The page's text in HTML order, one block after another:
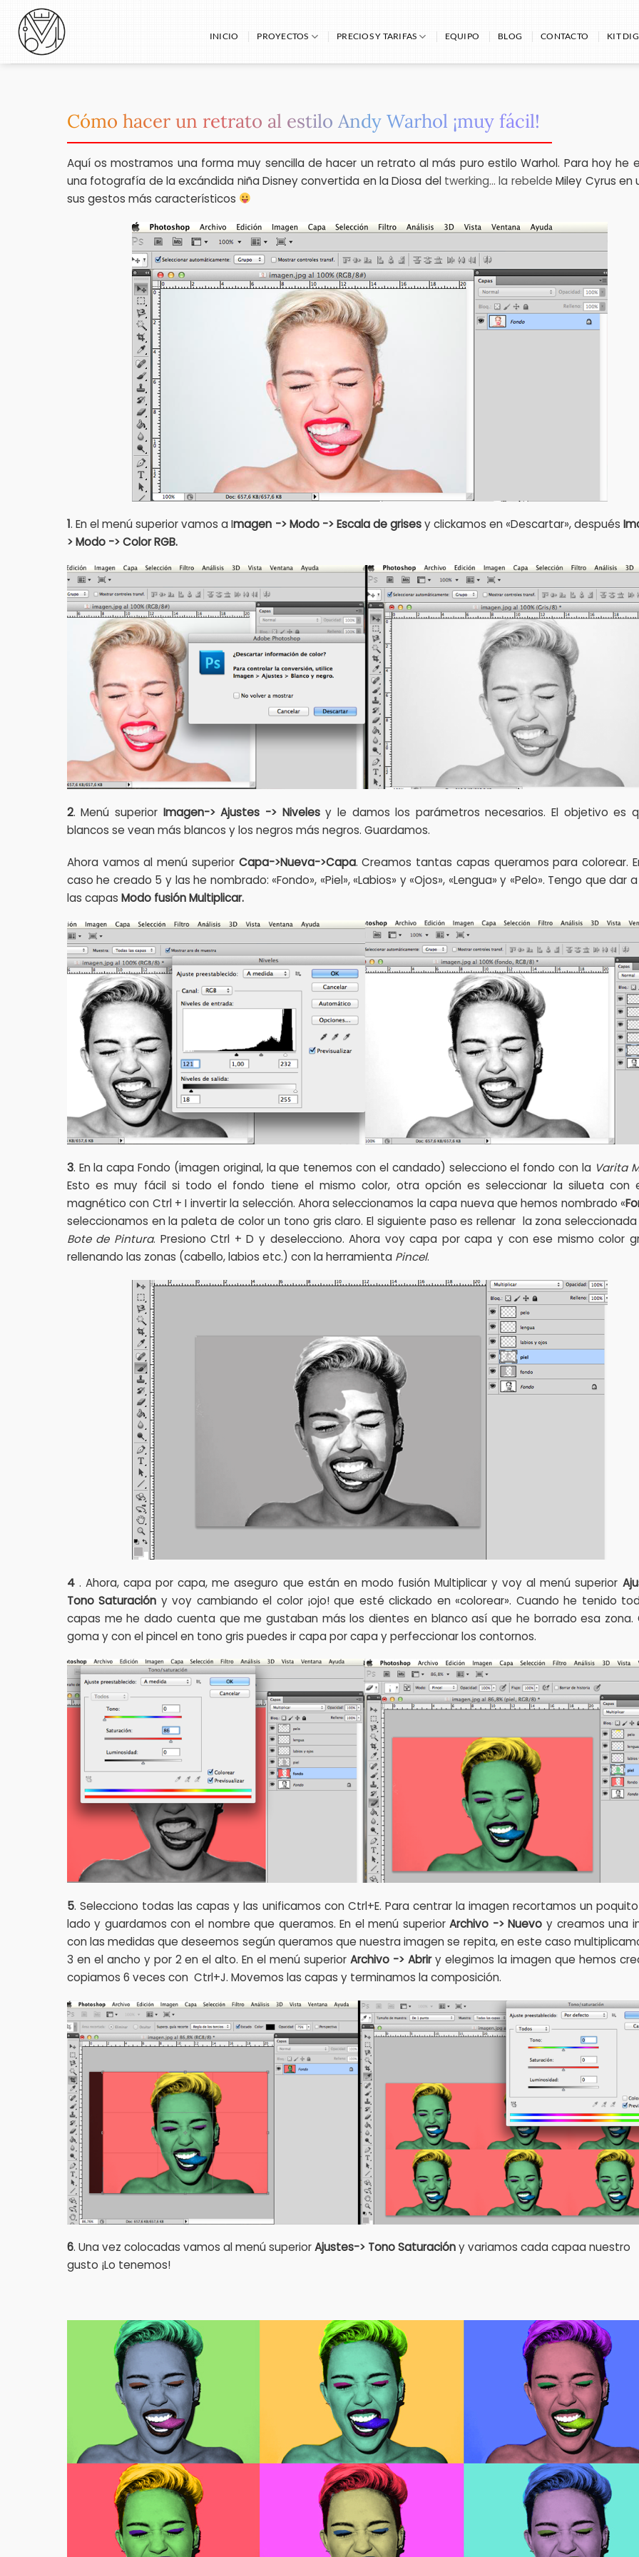
Saltar
contenido
INICIO PROYECTOS PRECIOS Y TARIFAS EQUIPO BLOG CONTACTO KIT
Cómo hacer un retrato al estilo Andy Warhol ¡muy fácil!
Aquí os mostramos una forma muy sencilla de hacer un retrato al más puro estilo Warhol. Para hoy he
una fotografía de la excándida niña Disney convertida en la Diosa del twerking… la rebelde Miley Cyrus en
sus gestos más característicos
1. En el menú superior vamos a Imagen -> Modo -> Escala de grisesy clickamos en «Descartar», después
> Modo -> Color RGB.
2. Menú superior Imagen-> Ajustes -> Nivelesy le damos los parámetros necesarios. El objetivo es
blancos se vean más blancos y los negros más negros. Guardamos.
Ahora vamos al menú superior Capa->Nueva->Capa. Creamos tantas capas queramos para colorear.
caso he creado 5 y las he nombrado: «Fondo», «Piel», «Labios» y «Ojos», «Lengua» y «Pelo». Tengo que dar
las capas Modo fusión Multiplicar.
3. En la capa Fondo (imagen original, la que tenemos con el candado) selecciono el fondo con la Varita
Esto es muy fácil si todo el fondo tiene el mismo color, otra opción es seleccionar la silueta con
magnético con Ctrl + I invertir la selección. Ahora seleccionamos la capa nueva que hemos nombrado «
seleccionamos en la paleta de color un tono gris claro. El siguiente paso es rellenar la zona
Bote de Pintura. Presiono Ctrl + D y deselecciono. Ahora voy capa por capa y con ese mismo color
rellenando las zonas (cabello, labios etc.) con la herramienta Pincel.
4. Ahora, capa por capa, me aseguro que están en modo fusión Multiplicar y voy al menú superior
Tono Saturación y voy cambiando el color ¡ojo! que esté clickado en «colorear». Cuando he tenido
capas me he dado cuenta que me gustaban más los dientes en blanco así que he borrado esa zona.
goma y con el pincel en tono gris puedes ir capa por capa y perfeccionar los contornos.
5. Selecciono todas las capas y las unificamos con Ctrl+E. Para centrar la imagen recortamos un
lado y guardamos con el nombre que queramos. En el menú superiorArchivo -> Nuevo y creamos una
con las medidas que deseemos según queramos que nuestra imagen se repita, en este caso
3 en el ancho y por 2 en el alto. En el menú superiorArchivo -> Abriry elegimos la imagen que hemos
copiamos 6 veces con Ctrl+J. Movemos las capas y terminamos la composición.
6. Una vez colocadas vamos al menú superiorAjustes-> Tono Saturacióny variamos cada capaa nuestro
gusto ¡Lo tenemos!